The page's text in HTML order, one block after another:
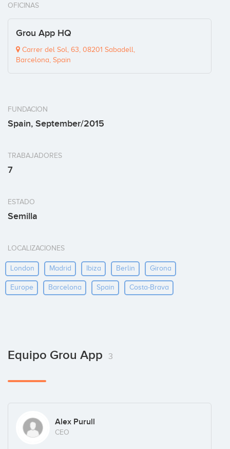
OFICINAS
Grou App HQ
Carrer del Sol, 63, 08201 Sabadell,
Barcelona, Spain
FUNDACION
Spain, September/2015
TRABAJADORES
7
ESTADO
Semilla
LOCALIZACIONES
London Madrid Ibiza Berlin Girona
Europe Barcelona Spain Costa-Brava
Equipo Grou App 3
Alex Purull
CEO